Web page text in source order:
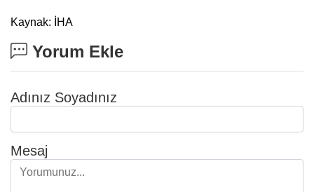
Kaynak: İHA
Yorum Ekle
Adınız Soyadınız
Mesaj